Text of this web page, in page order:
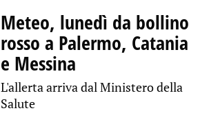
Meteo, lunedì da bollino
rosso a Palermo, Catania
e Messina
L'allerta arriva dal Ministero della
Salute